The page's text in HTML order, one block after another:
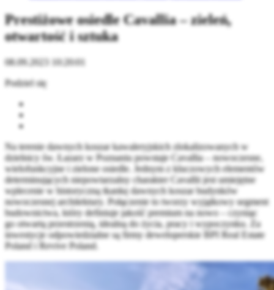
Prestiżowe osiedle Cavallia – zieleń,
otwartość i sztuka
08.09.2023 10:20:01
Podziel się
Na terenie dawnych koszar kawaleryjskich zlokalizowanych w
dzielnicy św. Łazarz w Poznaniu powstaje Cavallia – nowoczesne,
wielofunkcyjne i zielone osiedle. Jednym z kluczowych elementów
determinujących niepowtarzalny charakter Cavallii jest umiejętne
wplecenie w historyczną tkankę dawnych koszar budynków
nowoczesnej architektury. Połączenie to tworzy wyjątkowy segment
budownictwa, który definiuje jakość premium na nowo – czyniąc
go otwartą przestrzenią, idealną do życia, pracy i wypoczynku. Za
inwestycje odpowiedzialne są firmy deweloperskie BPI Real Estate
Poland i Revive Poland.